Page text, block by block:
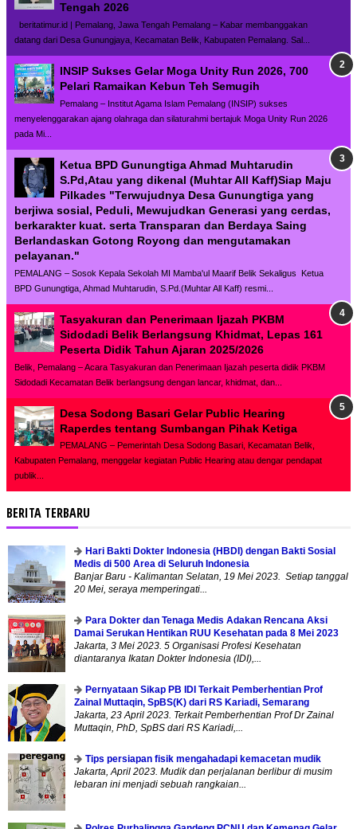
Tengah 2026
beritatimur.id | Pemalang, Jawa Tengah Pemalang – Kabar membanggakan
datang dari Desa Gunungjaya, Kecamatan Belik, Kabupaten Pemalang. Sal...
INSIP Sukses Gelar Moga Unity Run 2026, 700
Pelari Ramaikan Kebun Teh Semugih
Pemalang – Institut Agama Islam Pemalang (INSIP) sukses
menyelenggarakan ajang olahraga dan silaturahmi bertajuk Moga Unity Run 2026
pada Mi...
Ketua BPD Gunungtiga Ahmad Muhtarudin
S.Pd,Atau yang dikenal (Muhtar All Kaff)Siap Maju
Pilkades "Terwujudnya Desa Gunungtiga yang
berjiwa sosial, Peduli, Mewujudkan Generasi yang cerdas,
berkarakter kuat. serta Transparan dan Berdaya Saing
Berlandaskan Gotong Royong dan mengutamakan
pelayanan."
PEMALANG – Sosok Kepala Sekolah MI Mamba'ul Maarif Belik Sekaligus Ketua
BPD Gunungtiga, Ahmad Muhtarudin, S.Pd.(Muhtar All Kaff) resmi...
Tasyakuran dan Penerimaan Ijazah PKBM
Sidodadi Belik Berlangsung Khidmat, Lepas 161
Peserta Didik Tahun Ajaran 2025/2026
Belik, Pemalang – Acara Tasyakuran dan Penerimaan Ijazah peserta didik PKBM
Sidodadi Kecamatan Belik berlangsung dengan lancar, khidmat, dan...
Desa Sodong Basari Gelar Public Hearing
Raperdes tentang Sumbangan Pihak Ketiga
PEMALANG – Pemerintah Desa Sodong Basari, Kecamatan Belik,
Kabupaten Pemalang, menggelar kegiatan Public Hearing atau dengar pendapat
publik...
BERITA TERBARU
Hari Bakti Dokter Indonesia (HBDI) dengan Bakti Sosial
Medis di 500 Area di Seluruh Indonesia
Banjar Baru - Kalimantan Selatan, 19 Mei 2023. Setiap tanggal
20 Mei, seraya memperingati...
Para Dokter dan Tenaga Medis Adakan Rencana Aksi
Damai Serukan Hentikan RUU Kesehatan pada 8 Mei 2023
Jakarta, 3 Mei 2023. 5 Organisasi Profesi Kesehatan
diantaranya Ikatan Dokter Indonesia (IDI),...
Pernyataan Sikap PB IDI Terkait Pemberhentian Prof
Zainal Muttaqin, SpBS(K) dari RS Kariadi, Semarang
Jakarta, 23 April 2023. Terkait Pemberhentian Prof Dr Zainal
Muttaqin, PhD, SpBS dari RS Kariadi,...
Tips persiapan fisik mengahadapi kemacetan mudik
Jakarta, April 2023. Mudik dan perjalanan berlibur di musim
lebaran ini menjadi sebuah rangkaian...